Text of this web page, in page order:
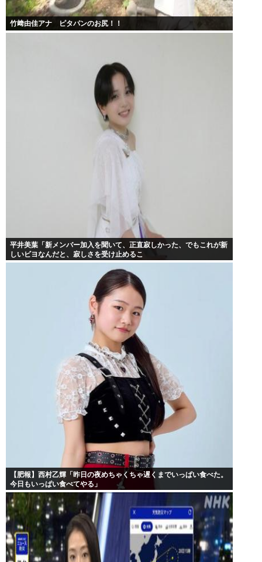
竹﨑由佳アナ ピタパンのお尻！！
平井美葉「新メンバー加入を聞いて、正直寂しかった、でもこれが新
しいビヨなんだと、寂しさを受け止めるこ
【肥報】西村乙輝「昨日の夜めちゃくちゃ遅くまでいっぱい食べた。
今日もいっぱい食べてやる」